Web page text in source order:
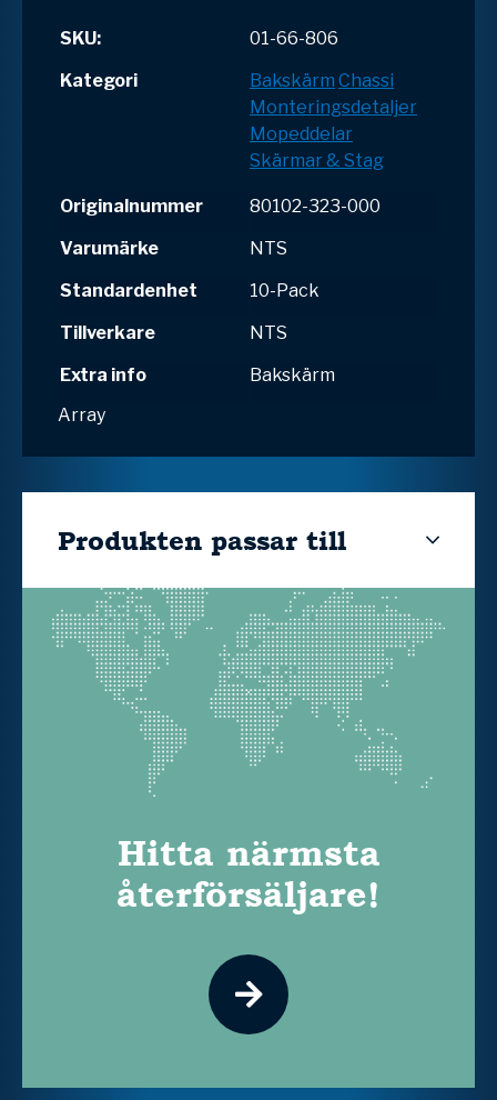
SKU:
01-66-806
Kategori
Bakskärm Chassi
Monteringsdetaljer
Mopeddelar
Skärmar & Stag
Originalnummer
80102-323-000
Varumärke
NTS
Standardenhet
10-Pack
Tillverkare
NTS
Extra info
Bakskärm
Array
Produkten passar till
Hitta närmsta
återförsäljare!